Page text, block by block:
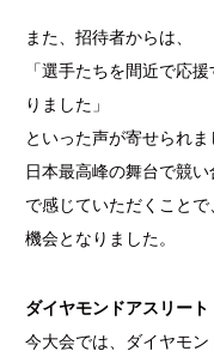
また、招待者からは、
「選手たちを間近で応
りました」
といった声が寄せられま
日本最高峰の舞台で競
で感じていただくこと
機会となりました。
ダイヤモンドアスリー
今大会では、ダイヤモン